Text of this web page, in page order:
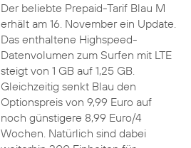
Der beliebte Prepaid-Tarif Blau M
erhält am 16. November ein Update.
Das enthaltene Highspeed-
Datenvolumen zum Surfen mit LTE
steigt von 1 GB auf 1,25 GB.
Gleichzeitig senkt Blau den
Optionspreis von 9,99 Euro auf
noch günstigere 8,99 Euro/4
Wochen. Natürlich sind dabei